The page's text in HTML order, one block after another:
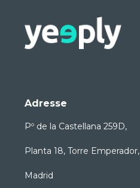
Adresse
Pº de la Castellana 259D,
Planta 18, Torre Emperador,
Madrid